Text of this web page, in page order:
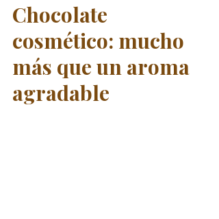
Chocolate
cosmético: mucho
más que un aroma
agradable